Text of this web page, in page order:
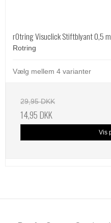
rOtring Visuclick Stiftblyant 0,5
Rotring
Vælg mellem 4 varianter
29,95 DKK
14,95 DKK
Vis